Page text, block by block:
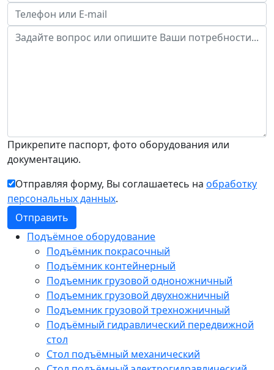
Подъёмное оборудование
Подъёмник покрасочный
Подъёмник контейнерный
Подъемник грузовой одноножничный
Подъемник грузовой двухножничный
Подъемник грузовой трехножничный
Подъёмный гидравлический передвижной
стол
Стол подъёмный механический
Прикрепите паспорт, фото оборудования или
документацию.
Отправляя форму, Вы соглашаетесь на обработку
персональных данных.